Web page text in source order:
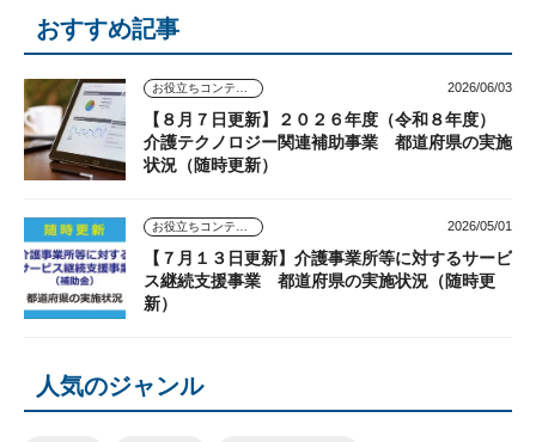
おすすめ記事
2026/06/03
【８月７日更新】２０２６年度（令和８年度）
介護テクノロジー関連補助事業 都道府県の実施
状況（随時更新）
2026/05/01
【７月１３日更新】介護事業所等に対するサービ
ス継続支援事業 都道府県の実施状況（随時更
新）
人気のジャンル